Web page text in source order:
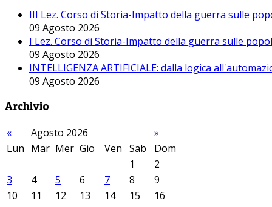
III Lez. Corso di Storia-Impatto della guerra sulle
09 Agosto 2026
I Lez. Corso di Storia-Impatto della guerra sulle
09 Agosto 2026
INTELLIGENZA ARTIFICIALE: dalla logica
09 Agosto 2026
Archivio
« Agosto 2026
»
Lun Mar Mer Gio Ven Sab
Dom
1
2
3
4 5 6 7 8
9
10
11 12 13 14 15
16